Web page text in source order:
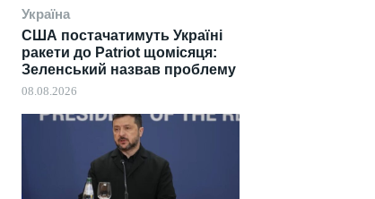
Україна
США постачатимуть Україні
ракети до Patriot щомісяця:
Зеленський назвав проблему
08.08.2026